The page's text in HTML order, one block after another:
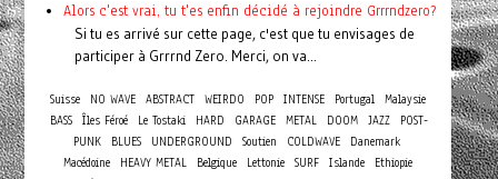
Alors c'est vrai, tu t'es enfin décidé à rejoindre Grrrndzero?
Si tu es arrivé sur cette page, c'est que tu envisages de
participer à Grrrnd Zero. Merci, on va...
Suisse NO WAVE ABSTRACT WEIRDO POP INTENSE Portugal Malaysie
BASS Îles Féroé Le Tostaki HARD GARAGE METAL DOOM JAZZ
POST-
PUNK
BLUES UNDERGROUND Soutien COLDWAVE
Danemark
Macédoine
HEAVY METAL Belgique Lettonie SURF Islande
Ethiopie